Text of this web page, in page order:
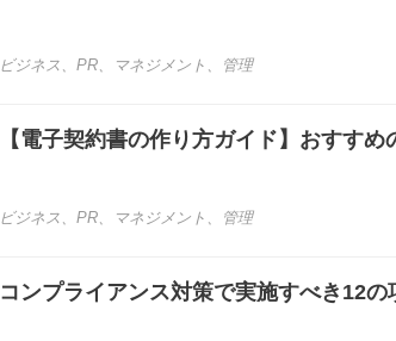
ビジネス 、 PR、 マネジメント 、 管理
【電子契約書の作り方ガイド】おすす
ビジネス 、 PR、 マネジメント 、 管理
コンプライアンス対策で実施すべき12